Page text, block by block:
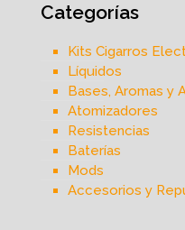
Categorías
Kits Cigarros
Líquidos
Bases, Aromas y
Atomizadores
Resistencias
Baterías
Mods
Accesorios y